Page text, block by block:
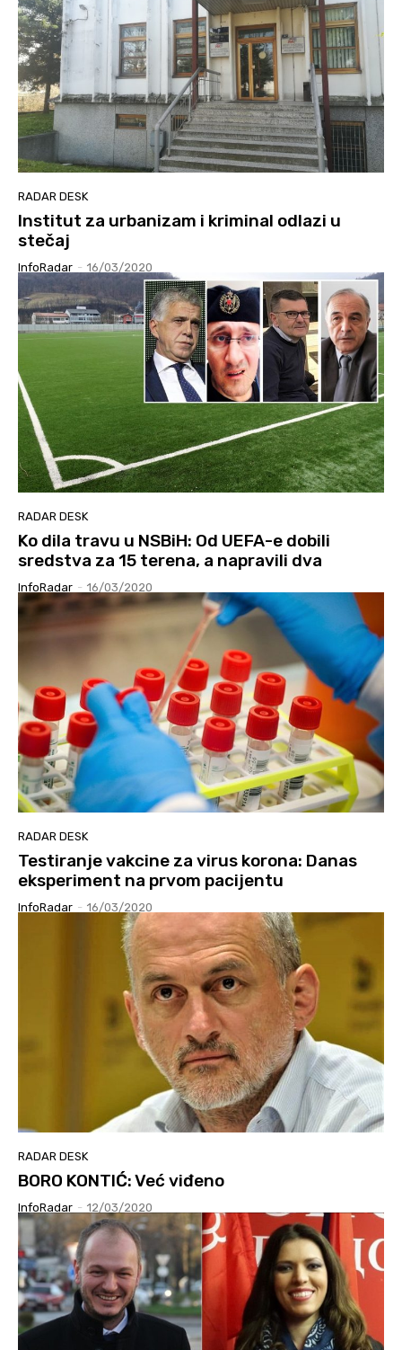
RADAR DESK
Institut za urbanizam i kriminal odlazi u
stečaj
InfoRadar - 16/03/2020
RADAR DESK
Ko dila travu u NSBiH: Od UEFA-e dobili
sredstva za 15 terena, a napravili dva
InfoRadar - 16/03/2020
RADAR DESK
Testiranje vakcine za virus korona: Danas
eksperiment na prvom pacijentu
InfoRadar - 16/03/2020
RADAR DESK
BORO KONTIĆ: Već viđeno
InfoRadar - 12/03/2020